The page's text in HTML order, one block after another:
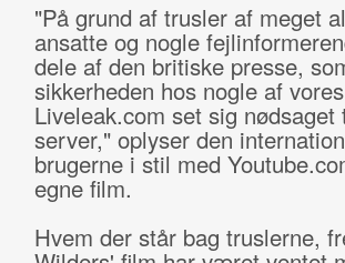
"På grund af trusler af meget
ansatte og nogle
dele af den britiske presse,
sikkerheden hos nogle af
Liveleak.com set sig
server," oplyser den
brugerne i stil med
egne film.
Hvem der står bag truslerne,